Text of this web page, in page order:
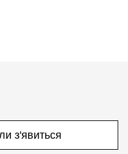
з'явиться